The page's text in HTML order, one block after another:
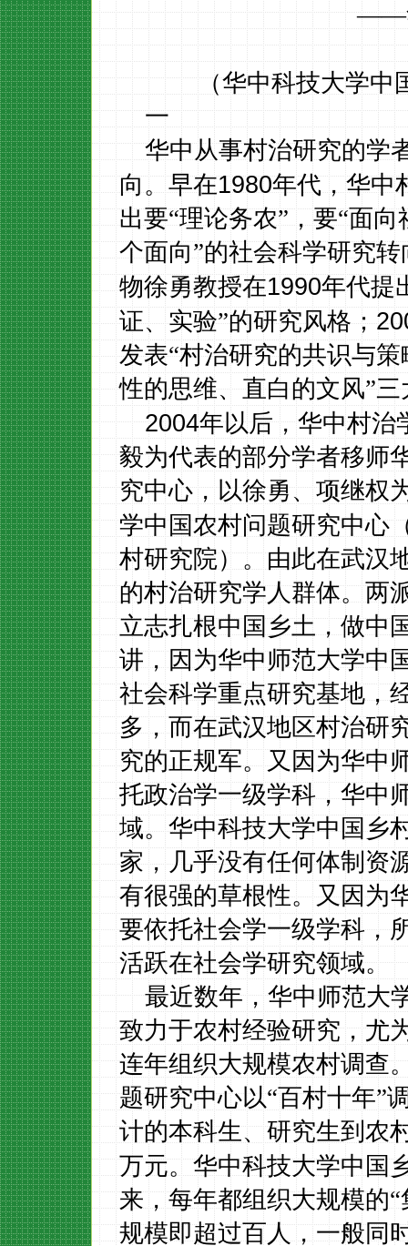
——
（华中科技大学中
一
华中从事村治研究的学
向。早在1980年代，华中
出要“理论务农”，要“面
个面向”的社会科学研究
物徐勇教授在1990年代提
证、实验”的研究风格；
发表“村治研究的共识与策
性的思维、直白的文风”
2004年以后，华中村治
毅为代表的部分学者移师
究中心，以徐勇、项继权
学中国农村问题研究中心
村研究院）。由此在武汉
的村治研究学人群体。两
立志扎根中国乡土，做中
讲，因为华中师范大学中
社会科学重点研究基地，
多，而在武汉地区村治研
究的正规军。又因为华中
托政治学一级学科，华中
域。华中科技大学中国乡
家，几乎没有任何体制资
有很强的草根性。又因为
要依托社会学一级学科，
活跃在社会学研究领域。
最近数年，华中师范大
致力于农村经验研究，尤
连年组织大规模农村调查
题研究中心以“百村十年”
计的本科生、研究生到农
万元。华中科技大学中国
来，每年都组织大规模的
规模即超过百人，一般同